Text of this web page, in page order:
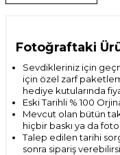
Fotoğraftaki
Sevdikleriniz için
için özel zarf
hediye kutularında
Eski Tarihli % 100
Mevcut olan bütün
hiçbir baskı ya da
Talep edilen tarihi
sonra sipariş